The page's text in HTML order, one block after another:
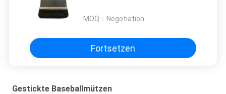
MOQ： Negotiation
Fortsetzen
Gestickte Baseballmützen